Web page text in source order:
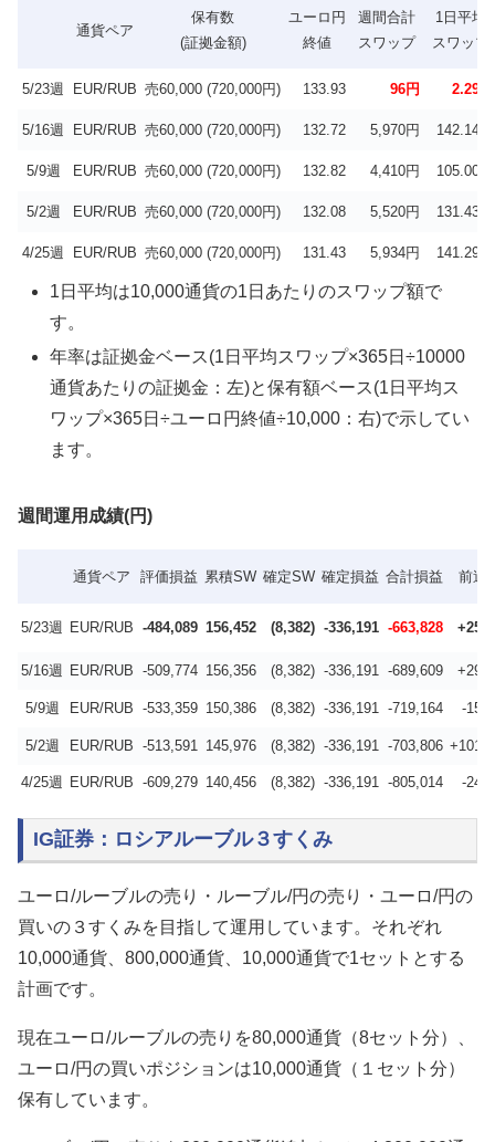
通貨ペア
保有数
(証拠金額)
ユーロ円
終値
週間合計
スワップ
1日平均
スワップ
5/23週 EUR/RUB 売60,000 (720,000円) 133.93 96円 2.29円
5/16週 EUR/RUB 売60,000 (720,000円) 132.72 5,970円 142.14円
5/9週 EUR/RUB 売60,000 (720,000円) 132.82 4,410円 105.00円
5/2週 EUR/RUB 売60,000 (720,000円) 132.08 5,520円 131.43円
4/25週 EUR/RUB 売60,000 (720,000円) 131.43 5,934円 141.29円
1日平均は10,000通貨の1日あたりのスワップ額で
す。
年率は証拠金ベース(1日平均スワップ×365日÷10000
通貨あたりの証拠金：左)と保有額ベース(1日平均ス
ワップ×365日÷ユーロ円終値÷10,000：右)で示してい
ます。
週間運用成績(円)
通貨ペア 評価損益 累積SW 確定SW 確定損益 合計損益 前週
5/23週 EUR/RUB -484,089 156,452 (8,382) -336,191 -663,828
5/16週 EUR/RUB -509,774 156,356 (8,382) -336,191 -689,609
5/9週 EUR/RUB -533,359 150,386 (8,382) -336,191 -719,164 -
5/2週 EUR/RUB -513,591 145,976 (8,382) -336,191 -703,806
4/25週 EUR/RUB -609,279 140,456 (8,382) -336,191 -805,014 -
IG証券：ロシアルーブル３すくみ
ユーロ/ルーブルの売り・ルーブル/円の売り・ユーロ/円の
買いの３すくみを目指して運用しています。それぞれ
10,000通貨、800,000通貨、10,000通貨で1セットとする
計画です。
現在ユーロ/ルーブルの売りを80,000通貨（8セット分）、
ユーロ/円の買いポジションは10,000通貨（１セット分）
保有しています。